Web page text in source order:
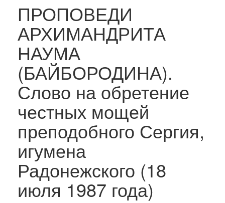
ПРОПОВЕДИ
АРХИМАНДРИТА
НАУМА
(БАЙБОРОДИНА).
Слово на обретение
честных мощей
преподобного Сергия,
игумена
Радонежского (18
июля 1987 года)